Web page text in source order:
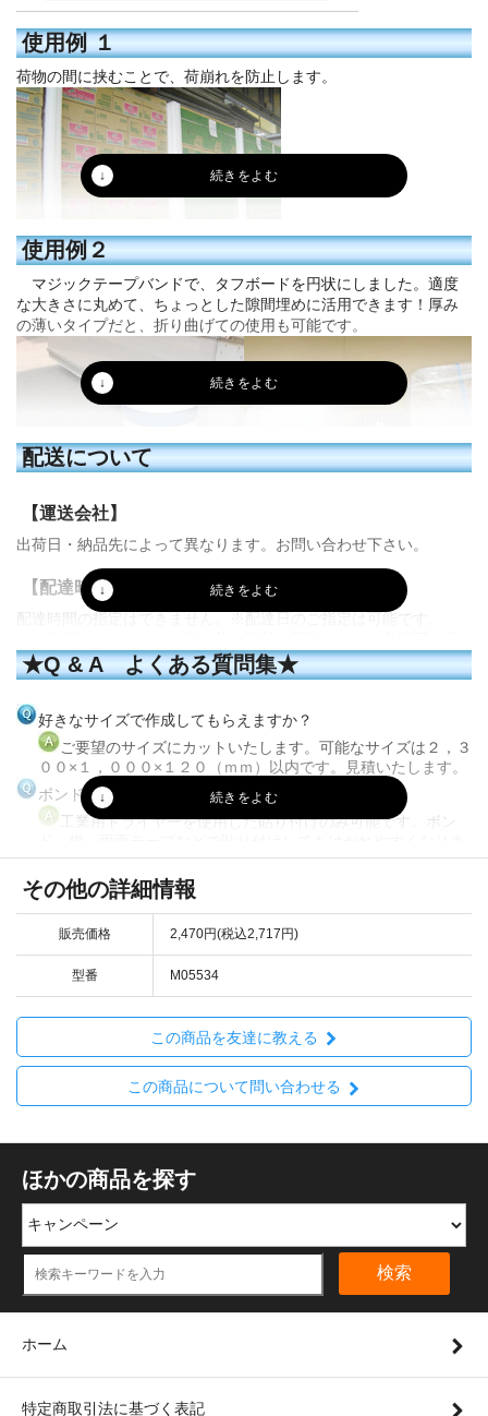
使用例 １
荷物の間に挟むことで、荷崩れを防止します。
使用例２
マジックテープバンドで、タフボードを円状にしました。適度
な大きさに丸めて、ちょっとした隙間埋めに活用できます！厚み
の薄いタイプだと、折り曲げての使用も可能です。
厚みの薄いタイプは折り曲げる
片手で楽に持ち運びできます。
配送について
【運送会社】
出荷日・納品先によって異なります。お問い合わせ下さい。
【配達時間に関して】
配達時間の指定はできません。※配達日のご指定は可能です。
証するものではありません）
「配達前に事前連絡をしてほしい」といったご要望がありました
らご注文の際にお申し付けください。
【出荷までの日数】
・入金確認の翌営業日に出荷（在庫に余裕がある場合）
※お支払い方法により着金のタイミングが異なりますので、お急
ぎの場合はお振込み後に支払い明細をメールまたはＦＡＸいただ
★Q & A よくある質問集★
好きなサイズで作成してもらえますか？
ご要望のサイズにカットいたします。可能なサイズは２，３
００×１，０００×１２０（ｍｍ）以内です。見積いたします。
ボンドで貼り付けできますか？
工業用ドライヤーを使用した貼り付けのみ可能です。ボン
す。
トラック用発泡ボードとの違いがよくわかりません
メーカーの違いのみで材質や積層緩衝材といった点は同じで
す。またタフボードは白色のみ扱っております。
その他の詳細情報
販売価格 2,470円(税込2,717円)
型番 M05534
この商品を友達に教える
この商品について問い合わせる
ほかの商品を探す
検索
ホーム
特定商取引法に基づく表記